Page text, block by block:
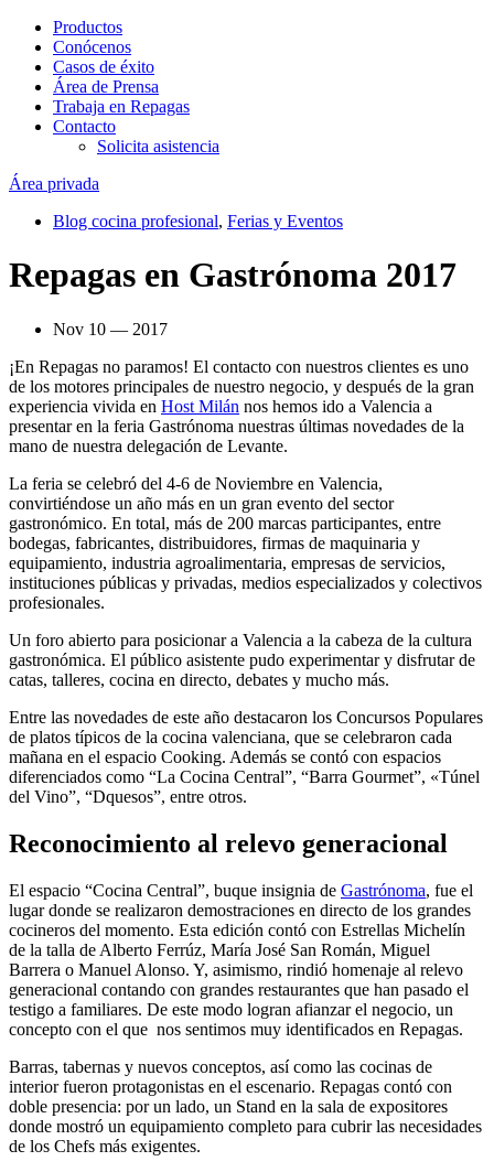
Productos
Conócenos
Casos de éxito
Área de Prensa
Trabaja en Repagas
Contacto
Solicita asistencia
Área privada
Blog cocina profesional, Ferias y Eventos
Repagas en Gastrónoma 2017
Nov 10 — 2017
¡En Repagas no paramos! El contacto con nuestros clientes es uno
de los motores principales de nuestro negocio, y después de la gran
experiencia vivida en Host Milán nos hemos ido a Valencia a
presentar en la feria Gastrónoma nuestras últimas novedades de la
mano de nuestra delegación de Levante.
La feria se celebró del 4-6 de Noviembre en Valencia,
convirtiéndose un año más en un gran evento del sector
gastronómico. En total, más de 200 marcas participantes, entre
bodegas, fabricantes, distribuidores, firmas de maquinaria y
equipamiento, industria agroalimentaria, empresas de servicios,
instituciones públicas y privadas, medios especializados y colectivos
profesionales.
Un foro abierto para posicionar a Valencia a la cabeza de la cultura
gastronómica. El público asistente pudo experimentar y disfrutar de
catas, talleres, cocina en directo, debates y mucho más.
Entre las novedades de este año destacaron los Concursos Populares
de platos típicos de la cocina valenciana, que se celebraron cada
mañana en el espacio Cooking. Además se contó con espacios
diferenciados como “La Cocina Central”, “Barra Gourmet”, «Túnel
del Vino”, “Dquesos”, entre otros.
Reconocimiento al relevo generacional
El espacio “Cocina Central”, buque insignia de Gastrónoma, fue el
lugar donde se realizaron demostraciones en directo de los grandes
cocineros del momento. Esta edición contó con Estrellas Michelín
de la talla de Alberto Ferrúz, María José San Román, Miguel
Barrera o Manuel Alonso. Y, asimismo, rindió homenaje al relevo
generacional contando con grandes restaurantes que han pasado el
testigo a familiares. De este modo logran afianzar el negocio, un
concepto con el que nos sentimos muy identificados en Repagas.
Barras, tabernas y nuevos conceptos, así como las cocinas de
interior fueron protagonistas en el escenario. Repagas contó con
doble presencia: por un lado, un Stand en la sala de expositores
donde mostró un equipamiento completo para cubrir las necesidades
de los Chefs más exigentes.